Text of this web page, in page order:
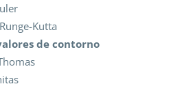
Kutta
de contorno